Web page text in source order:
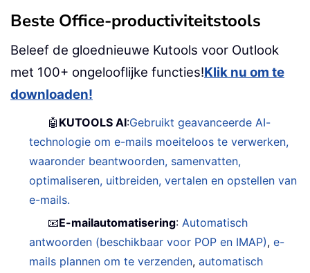
Beste Office-productiviteitstools
Beleef de gloednieuwe Kutools voor Outlook
met 100+ ongelooflijke functies!Klik nu om te
downloaden!
🤖 KUTOOLS AI:Gebruikt geavanceerde AI-
technologie om e-mails moeiteloos te verwerken,
waaronder beantwoorden, samenvatten,
optimaliseren, uitbreiden, vertalen en opstellen van
e-mails.
📧E-mailautomatisering:Automatisch
antwoorden (beschikbaar voor POP en IMAP),e-
mails plannen om te verzenden,automatisch